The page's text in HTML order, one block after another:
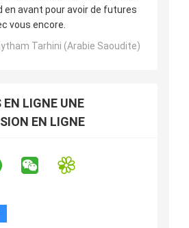
en avant pour avoir de futures
vous encore.
Tarhini (Arabie Saoudite)
EN LIGNE UNE
EN LIGNE